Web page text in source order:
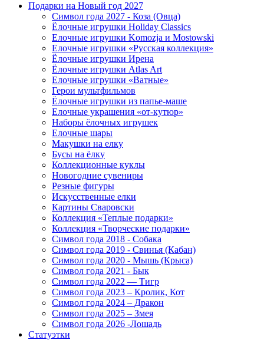
Подарки на Новый год 2027
Символ года 2027 - Коза (Овца)
Ёлочные игрушки Holiday Classics
Елочные игрушки Komozja и Mostowski
Елочные игрушки «Русская коллекция»
Ёлочные игрушки Ирена
Ёлочные игрушки Atlas Art
Елочные игрушки «Ватные»
Герои мультфильмов
Ёлочные игрушки из папье-маше
Елочные украшения «от-кутюр»
Наборы ёлочных игрушек
Елочные шары
Макушки на елку
Бусы на ёлку
Коллекционные куклы
Новогодние сувениры
Резные фигуры
Искусственные елки
Картины Сваровски
Коллекция «Теплые подарки»
Коллекция «Творческие подарки»
Символ года 2018 - Собака
Символ года 2019 - Свинья (Кабан)
Символ года 2020 - Мышь (Крыса)
Символ года 2021 - Бык
Символ года 2022 — Тигр
Символ года 2023 – Кролик, Кот
Символ года 2024 – Дракон
Символ года 2025 – Змея
Символ года 2026 -Лошадь
Статуэтки